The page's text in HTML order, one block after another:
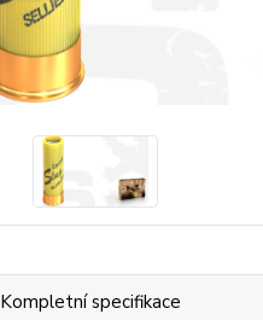
Kompletní specifikace